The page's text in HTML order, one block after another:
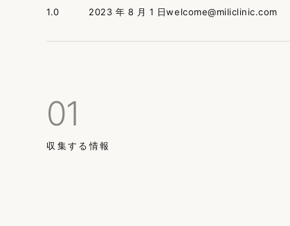
1.0 2023 年 8 月 1 日welcome@miliclinic.com
01
収集する情報